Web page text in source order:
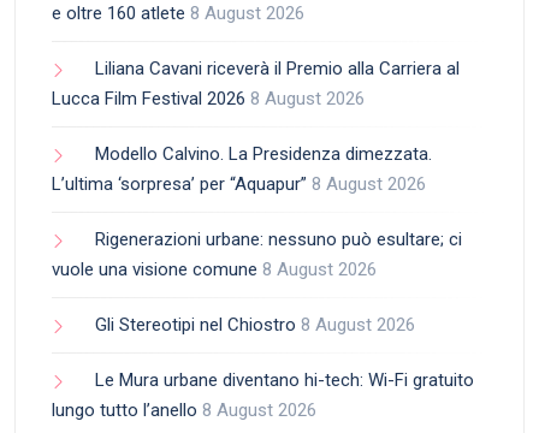
e oltre 160 atlete 8 August 2026
Liliana Cavani riceverà il Premio alla Carriera al
Lucca Film Festival 2026 8 August 2026
Modello Calvino. La Presidenza dimezzata.
L’ultima ‘sorpresa’ per “Aquapur” 8 August 2026
Rigenerazioni urbane: nessuno può esultare; ci
vuole una visione comune 8 August 2026
Gli Stereotipi nel Chiostro 8 August 2026
Le Mura urbane diventano hi-tech: Wi-Fi gratuito
lungo tutto l’anello 8 August 2026